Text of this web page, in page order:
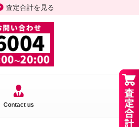
査定合計を見る
Contact us